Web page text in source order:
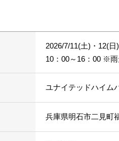
2026/7/11(土)・12(日)
10：00～16：00 ※
ユナイテッドハイム
兵庫県明石市二見町